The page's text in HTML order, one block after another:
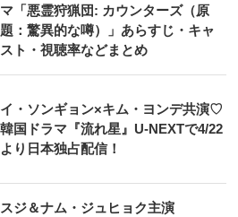
マ「悪霊狩猟団: カウンターズ（原
題：驚異的な噂）」あらすじ・キャ
スト・視聴率などまとめ
イ・ソンギョン×キム・ヨンデ共演♡
韓国ドラマ『流れ星』U-NEXTで4/22
より日本独占配信！
スジ＆ナム・ジュヒョク主演